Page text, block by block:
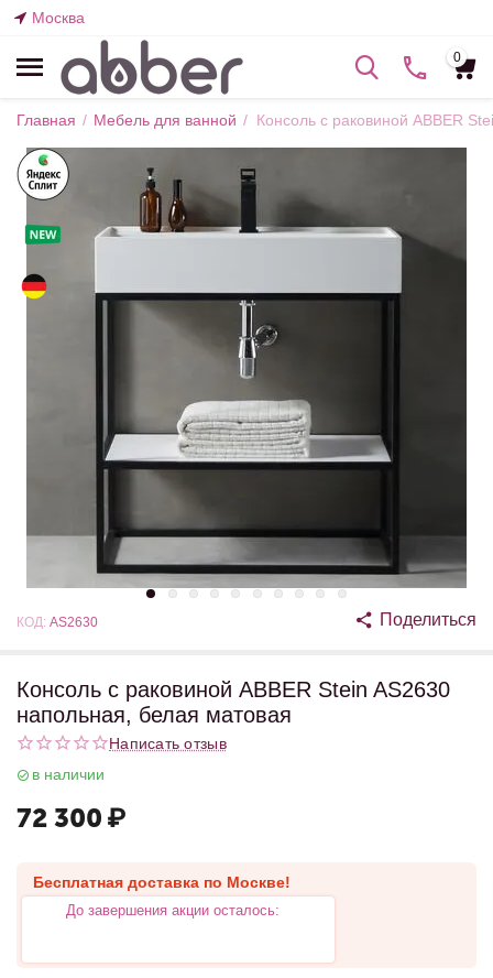
Москва
0
Главная / Мебель для ванной / Консоль с раковиной ABBER
КОД: AS2630 Поделиться
Консоль с раковиной ABBER Stein AS2630
напольная, белая матовая
Написать отзыв
в наличии
72 300 ₽
Бесплатная доставка по Москве!
До завершения акции осталось: